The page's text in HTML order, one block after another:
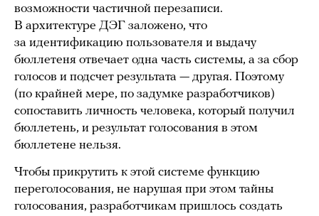
возможности частичной перезаписи.
В архитектуре ДЭГ заложено, что
за идентификацию пользователя и выдачу
бюллетеня отвечает одна часть системы, а за сбор
голосов и подсчет результата — другая. Поэтому
(по крайней мере, по задумке разработчиков)
сопоставить личность человека, который получил
бюллетень, и результат голосования в этом
бюллетене нельзя.
Чтобы прикрутить к этой системе функцию
переголосования, не нарушая при этом тайны
голосования, разработчикам пришлось создать